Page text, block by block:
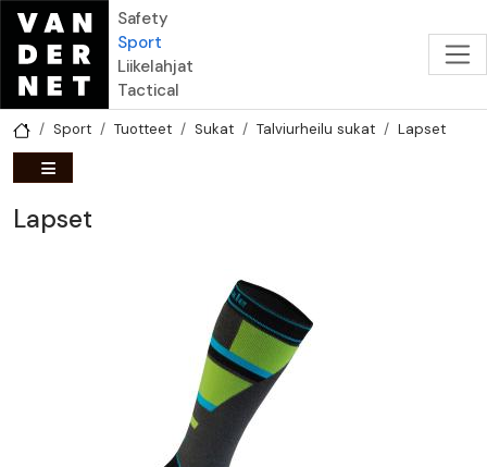
Hyppää pääsisältöön
Safety
Sport
Liikelahjat
Tactical
Sport Tuotteet Sukat Talviurheilu sukat Lapset
Lapset